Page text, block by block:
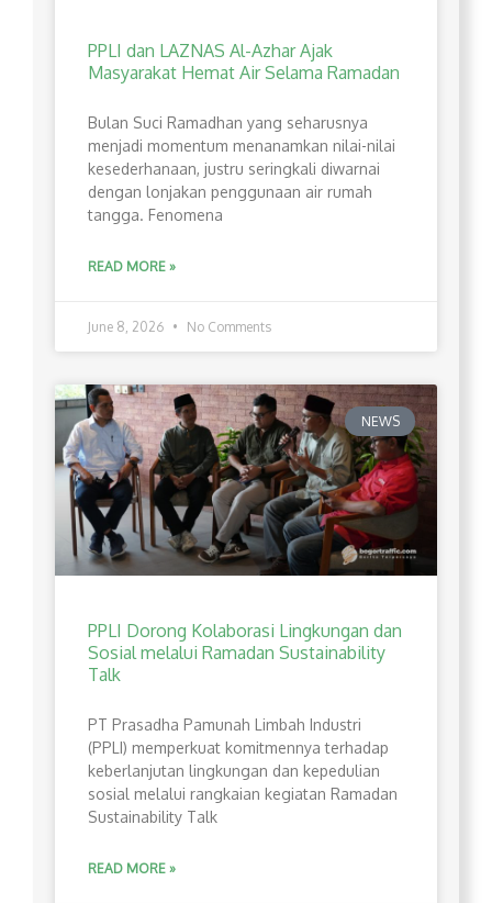
PPLI dan LAZNAS Al-Azhar Ajak
Masyarakat Hemat Air Selama Ramadan
Bulan Suci Ramadhan yang seharusnya
menjadi momentum menanamkan nilai-nilai
kesederhanaan, justru seringkali diwarnai
dengan lonjakan penggunaan air rumah
tangga. Fenomena
READ MORE »
June 8, 2026 No Comments
NEWS
PPLI Dorong Kolaborasi Lingkungan dan
Sosial melalui Ramadan Sustainability
Talk
PT Prasadha Pamunah Limbah Industri
(PPLI) memperkuat komitmennya terhadap
keberlanjutan lingkungan dan kepedulian
sosial melalui rangkaian kegiatan Ramadan
Sustainability Talk
READ MORE »